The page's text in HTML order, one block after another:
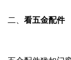
二、 看五金配件